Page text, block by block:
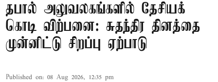
தபால் அலுவலகங்களில் தேசியக்
கொடி விற்பனை: சுதந்திர தினத்தை
முன்னிட்டு சிறப்பு ஏற்பாடு
Published on: 08 Aug 2026, 12:35 pm